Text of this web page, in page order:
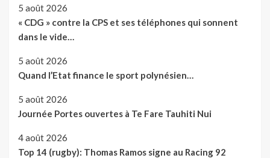
5 août 2026
« CDG » contre la CPS et ses téléphones qui sonnent
dans le vide…
5 août 2026
Quand l’Etat finance le sport polynésien…
5 août 2026
Journée Portes ouvertes à Te Fare Tauhiti Nui
4 août 2026
Top 14 (rugby): Thomas Ramos signe au Racing 92